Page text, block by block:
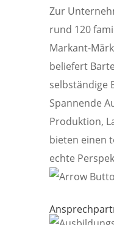
Zur
rund 120
Markant-
beliefert
selbständige
Spannende
Produktion,
bieten einen
echte